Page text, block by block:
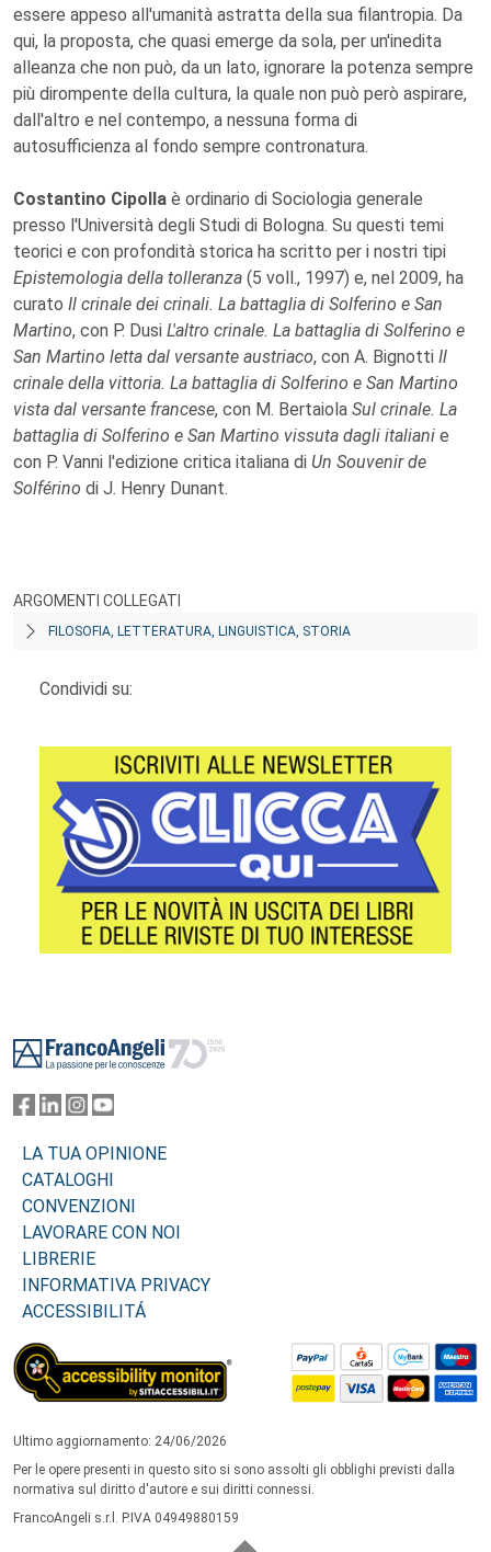
essere appeso all'umanità astratta della sua filantropia. Da
qui, la proposta, che quasi emerge da sola, per un'inedita
alleanza che non può, da un lato, ignorare la potenza sempre
più dirompente della cultura, la quale non può però aspirare,
dall'altro e nel contempo, a nessuna forma di
autosufficienza al fondo sempre contronatura.
Costantino Cipolla è ordinario di Sociologia generale
presso l'Università degli Studi di Bologna. Su questi temi
teorici e con profondità storica ha scritto per i nostri tipi
Epistemologia della tolleranza (5 voll., 1997) e, nel 2009, ha
curato Il crinale dei crinali. La battaglia di Solferino e San
Martino, con P. Dusi L'altro crinale. La battaglia di Solferino e
San Martino letta dal versante austriaco, con A. Bignotti Il
crinale della vittoria. La battaglia di Solferino e San Martino
vista dal versante francese, con M. Bertaiola Sul crinale. La
battaglia di Solferino e San Martino vissuta dagli italiani e
con P. Vanni l'edizione critica italiana di Un Souvenir de
Solférino di J. Henry Dunant.
ARGOMENTI COLLEGATI
FILOSOFIA, LETTERATURA, LINGUISTICA, STORIA
Condividi su:
LA TUA OPINIONE
CATALOGHI
CONVENZIONI
LAVORARE CON NOI
LIBRERIE
INFORMATIVA PRIVACY
ACCESSIBILITÁ
Ultimo aggiornamento: 24/06/2026
Per le opere presenti in questo sito si sono assolti gli obblighi previsti dalla
normativa sul diritto d'autore e sui diritti connessi.
FrancoAngeli s.r.l. P.IVA 04949880159